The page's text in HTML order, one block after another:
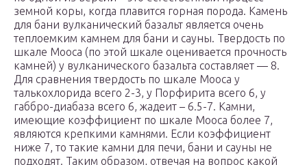
земной коры, когда плавится горная порода. Камень
для бани вулканический базальт является очень
теплоемким камнем для бани и сауны. Твердость по
шкале Мооса (по этой шкале оценивается прочность
камней) у вулканического базальта составляет — 8.
Для сравнения твердость по шкале Мооса у
талькохлорида всего 2-3, у Порфирита всего 6, у
габбро-диабаза всего 6, жадеит – 6.5-7. Камни,
имеющие коэффициент по шкале Мооса более 7,
являются крепкими камнями. Если коэффициент
ниже 7, то такие камни для печи, бани и сауны не
подходят. Таким образом, отвечая на вопрос какой